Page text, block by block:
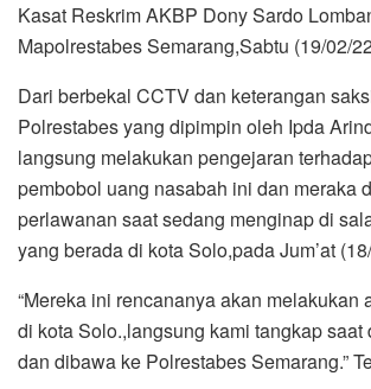
Kasat Reskrim AKBP Dony Sardo
Mapolrestabes Semarang,Sabtu (19/02/
Dari berbekal CCTV dan keterangan
Polrestabes yang dipimpin oleh Ipda
langsung melakukan pengejaran
pembobol uang nasabah ini dan meraka
perlawanan saat sedang menginap di
yang berada di kota Solo,pada Jum’at
“Mereka ini rencananya akan melakukan
di kota Solo.,langsung kami tangkap saat
dan dibawa ke Polrestabes Semarang.”